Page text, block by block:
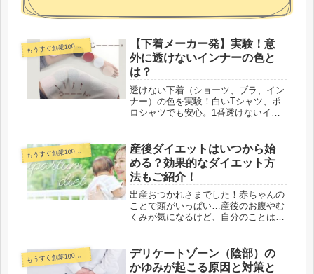
もうすぐ創業100年下着メーカーコラム
【下着メーカー発】実験！意
外に透けないインナーの色と
は？
透けない下着（ショーツ、ブラ、イン
ナー）の色を実験！白いTシャツ、ポ
ロシャツでも安心。1番透けないイン
キャミソールの透けを気にしない！
もうすぐ創業100年下着メーカーコラム
産後ダイエットはいつから始
める？効果的なダイエット方
法もご紹介！
出産おつかれさまでした！赤ちゃんの
ことで頭がいっぱい…産後のお腹やむ
くみが気になるけど、自分のことは後
後も体重が減らない、痩せないとお悩
みのかた必見です！
もうすぐ創業100年下着メーカーコラム
デリケートゾーン（陰部）の
かゆみが起こる原因と対策と